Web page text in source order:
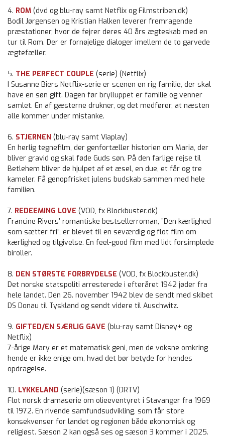
4. ROM (dvd og blu-ray samt Netflix og Filmstriben.dk)
Bodil Jørgensen og Kristian Halken leverer fremragende
præstationer, hvor de fejrer deres 40 års ægteskab med en
tur til Rom. Der er fornøjelige dialoger imellem de to garvede
ægtefæller.
5. THE PERFECT COUPLE (serie) (Netflix)
I Susanne Biers Netflix-serie er scenen en rig familie, der skal
have en søn gift. Dagen før brylluppet er familie og venner
samlet. En af gæsterne drukner, og det medfører, at næsten
alle kommer under mistanke.
6. STJERNEN (blu-ray samt Viaplay)
En herlig tegnefilm, der genfortæller historien om Maria, der
bliver gravid og skal føde Guds søn. På den farlige rejse til
Betlehem bliver de hjulpet af et æsel, en due, et får og tre
kameler. Få genopfrisket julens budskab sammen med hele
familien.
7. REDEEMING LOVE (VOD, fx Blockbuster.dk)
Francine Rivers’ romantiske bestsellerroman, ”Den kærlighed
som sætter fri”, er blevet til en seværdig og flot film om
kærlighed og tilgivelse. En feel-good film med lidt forsimplede
biroller.
8. DEN STØRSTE FORBRYDELSE (VOD, fx Blockbuster.dk)
Det norske statspoliti arresterede i efteråret 1942 jøder fra
hele landet. Den 26. november 1942 blev de sendt med skibet
DS Donau til Tyskland og sendt videre til Auschwitz.
9. GIFTED/EN SÆRLIG GAVE (blu-ray samt Disney+ og
Netflix)
7-årige Mary er et matematisk geni, men de voksne omkring
hende er ikke enige om, hvad det bør betyde for hendes
opdragelse.
10. LYKKELAND (serie)(sæson 1) (DRTV)
Flot norsk dramaserie om olieeventyret i Stavanger fra 1969
til 1972. En rivende samfundsudvikling, som får store
konsekvenser for landet og regionen både økonomisk og
religiøst. Sæson 2 kan også ses og sæson 3 kommer i 2025.